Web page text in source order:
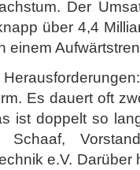
Der
über 4,4
einem
Es dauert oft
ist doppelt so
e.V. Darüber